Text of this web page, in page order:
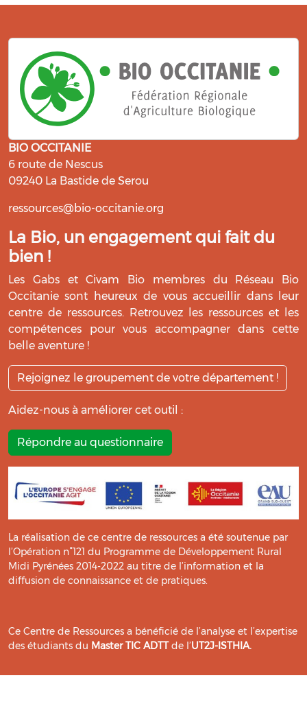
BIO OCCITANIE
6 route de Nescus
09240 La Bastide de Serou
ressources@bio-occitanie.org
La Bio, un engagement qui fait du
bien !
Les Gabs et Civam Bio membres du Réseau Bio
Occitanie sont heureux de vous accueillir dans leur
centre de ressources. Retrouvez les ressources et les
compétences pour vous accompagner dans cette
belle aventure !
Rejoignez le groupement de votre département !
Aidez-nous à améliorer cet outil :
Répondre au questionnaire
La réalisation de ce centre de ressources a été soutenue par
l’Opération n°121 du Programme de Développement Rural
Midi Pyrénées 2014-2022 au titre de l’information et la
diffusion de connaissance et de pratiques.
Ce Centre de Ressources a bénéficié de l’analyse et l’expertise
des étudiants du Master TIC ADTTde l’UT2J-ISTHIA.